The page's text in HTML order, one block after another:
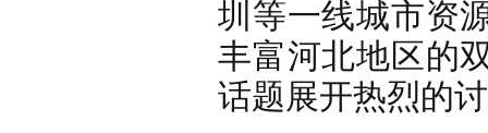
圳等一线城市资
丰富河北地区的
话题展开热烈的